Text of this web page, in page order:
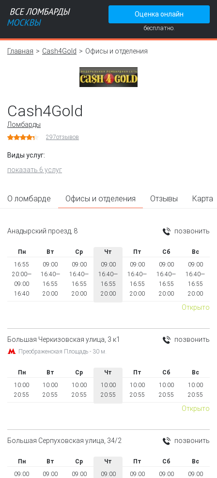
Оценка онлайн
бесплатно.
Главная Cash4Gold Офисы и отделения
Cash4Gold
Ломбарды
297отзывов
Виды услуг:
показать 6 услуг
О ломбарде Офисы и отделения Отзывы Карта
позвонить
Анадырский проезд, 8
Пн Вт Ср Чт Пт Сб
Вс
16:55
20:00—
09:00
16:40
09:00
16:40—
16:55
20:00
09:00
16:40—
16:55
20:00
09:00
16:40—
16:55
20:00
09:00
16:40—
16:55
20:00
09:00
16:40—
16:55
20:00
09:00
16:40—
16:55
20:00
Открыто
позвонить
Большая Черкизовская улица, 3 к1
Преображенская Площадь - 30 м.
Пн Вт Ср Чт Пт Сб
Вс
10:00
20:55
10:00
20:55
10:00
20:55
10:00
20:55
10:00
20:55
10:00
20:55
10:00
20:55
Открыто
позвонить
Большая Серпуховская улица, 34/2
Пн Вт Ср Чт Пт Сб
Вс
09:00
09:00
09:00
09:00
09:00
09:00
09:00